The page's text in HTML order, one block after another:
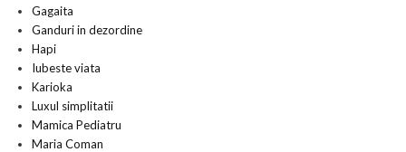
Gagaita
Ganduri in dezordine
Hapi
Iubeste viata
Karioka
Luxul simplitatii
Mamica Pediatru
Maria Coman